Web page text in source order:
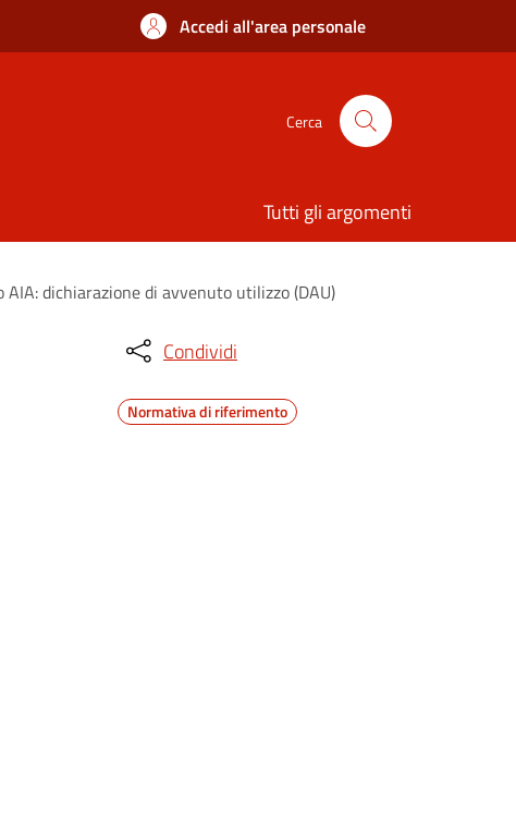
Accedi all'area personale
Cerca
Tutti gli argomenti
dichiarazione di avvenuto utilizzo (DAU)
Condividi
Normativa di riferimento